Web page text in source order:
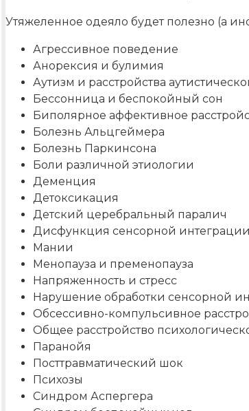
Утяжеленное одеяло будет полезно (а
Агрессивное поведение
Анорексия и булимия
Аутизм и расстройства
Бессонница и беспокойный сон
Биполярное аффективное
Болезнь Альцгеймера
Болезнь Паркинсона
Боли различной этиологии
Деменция
Детоксикация
Детский церебральный паралич
Дисфункция сенсорной интеграции
Мании
Менопауза и пременопауза
Напряженность и стресс
Нарушение обработки сенсорной
Обсессивно-компульсивное
Общее расстройство
Паранойя
Посттравматический шок
Психозы
Синдром Аспергера